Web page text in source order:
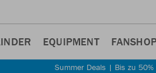
EQUIPMENT
Summer Deals | Bis zu